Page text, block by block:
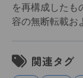
を再構成したも
容の無断転載お
関連タグ